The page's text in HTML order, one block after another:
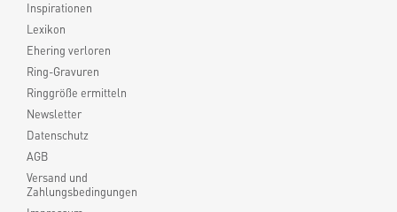
Inspirationen
Lexikon
Ehering verloren
Ring-Gravuren
Ringgröße ermitteln
Newsletter
Datenschutz
AGB
Versand und
Zahlungsbedingungen